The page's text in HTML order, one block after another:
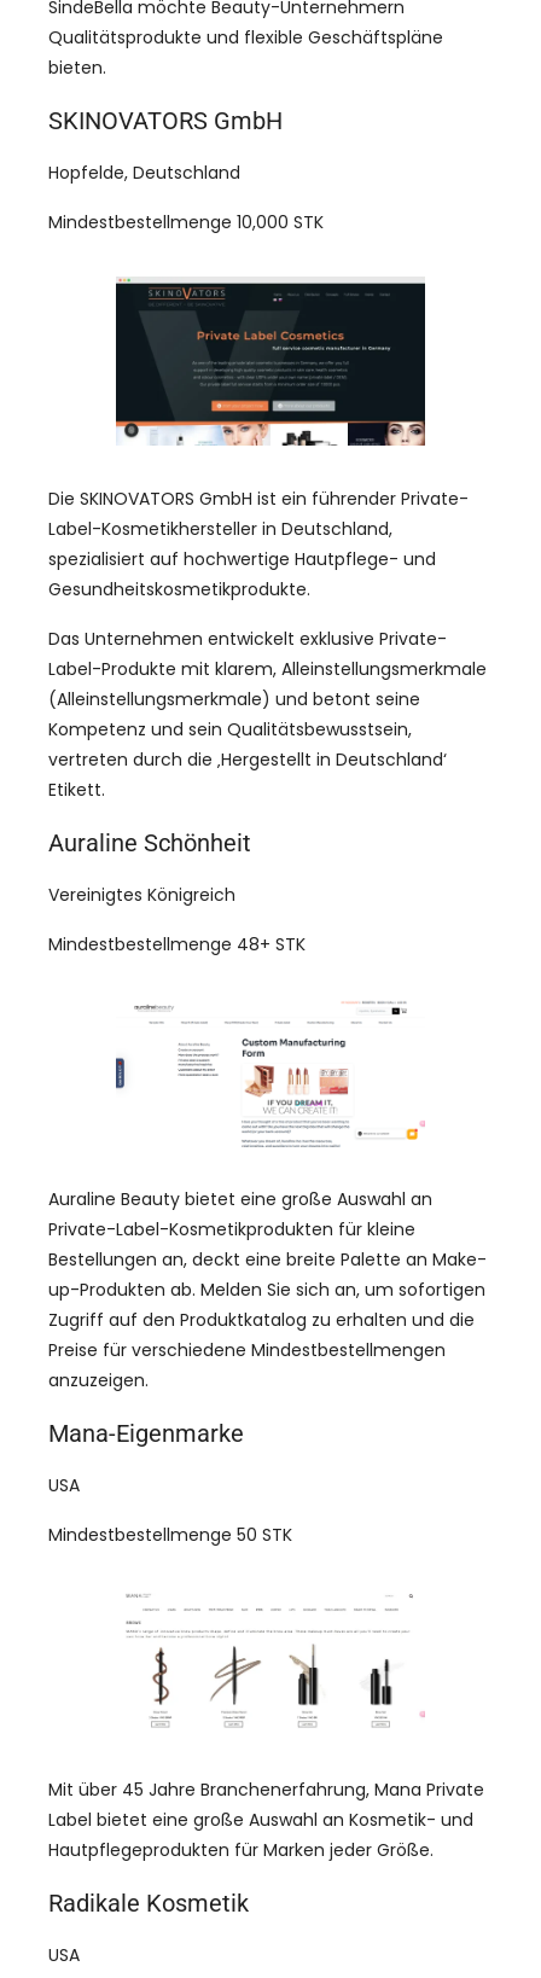
SindeBella möchte Beauty-Unternehmern
Qualitätsprodukte und flexible Geschäftspläne
bieten.
SKINOVATORS GmbH
Hopfelde, Deutschland
Mindestbestellmenge 10,000 STK
Die SKINOVATORS GmbH ist ein führender Private-
Label-Kosmetikhersteller in Deutschland,
spezialisiert auf hochwertige Hautpflege- und
Gesundheitskosmetikprodukte.
Das Unternehmen entwickelt exklusive Private-
Label-Produkte mit klarem, Alleinstellungsmerkmale
(Alleinstellungsmerkmale) und betont seine
Kompetenz und sein Qualitätsbewusstsein,
vertreten durch die ‚Hergestellt in Deutschland‘
Etikett.
Auraline Schönheit
Vereinigtes Königreich
Mindestbestellmenge 48+ STK
Auraline Beauty bietet eine große Auswahl an
Private-Label-Kosmetikprodukten für kleine
Bestellungen an, deckt eine breite Palette an Make-
up-Produkten ab. Melden Sie sich an, um sofortigen
Zugriff auf den Produktkatalog zu erhalten und die
Preise für verschiedene Mindestbestellmengen
anzuzeigen.
Mana-Eigenmarke
USA
Mindestbestellmenge 50 STK
Mit über 45 Jahre Branchenerfahrung, Mana Private
Label bietet eine große Auswahl an Kosmetik- und
Hautpflegeprodukten für Marken jeder Größe.
Radikale Kosmetik
USA